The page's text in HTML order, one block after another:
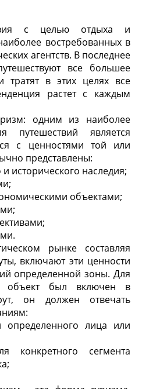
с целью отдыха и
востребованных в
агентств. В последнее
все большее
тратят в этих целях все
растет с каждым
одним из наиболее
путешествий является
с ценностями той или
представлены:
исторического наследия;
объектами;
рынке составляя
включают эти ценности
определенной зоны. Для
объект был включен в
он должен отвечать
определенного лица или
конкретного сегмента